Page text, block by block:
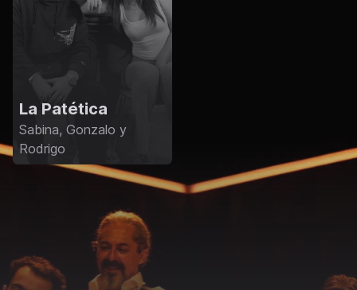
La Patética
Sabina, Gonzalo y
Rodrigo